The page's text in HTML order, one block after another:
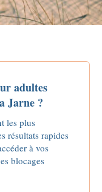
adultes
Jarne ?
les plus
résultats rapides
à vos
blocages